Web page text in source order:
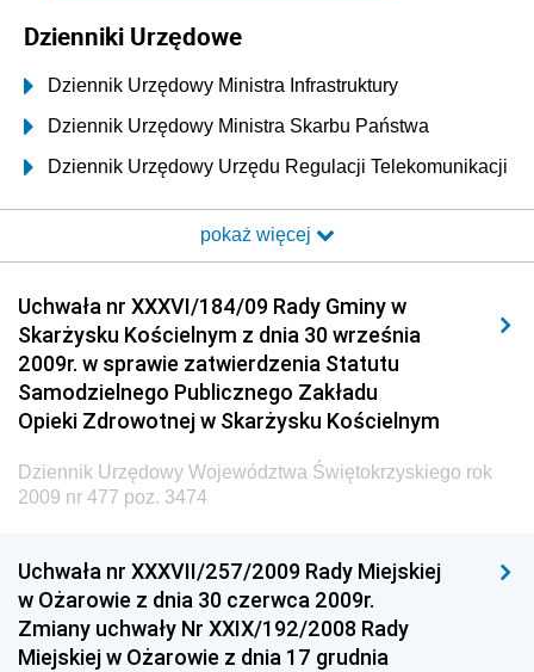
Dzienniki Urzędowe
Dziennik Urzędowy Ministra Infrastruktury
Dziennik Urzędowy Ministra Skarbu Państwa
Dziennik Urzędowy Urzędu Regulacji Telekomunikacji
Dziennik Urzędowy Ministra Transportu i Budownictwa
Elektronicznej
Dziennik Urzędowy Ministra Spraw Wewnętrznych i
Administracji
Dziennik Urzędowy Ministra Transportu
Dziennik Urzędowy Ministra Budownictwa
Dziennik Urzędowy Ministra Nauki i Szkolnictwa
Dziennik Urzędowy Głównego Urzędu Miar
Dziennik Urzędowy Ministra Rolnictwa i Rozwoju Wsi
Dziennik Urzędowy Ministra Edukacji Narodowej i
pokaż więcej
Uchwała nr XXXVI/184/09 Rady Gminy w
Skarżysku Kościelnym z dnia 30 września
2009r. w sprawie zatwierdzenia Statutu
Samodzielnego Publicznego Zakładu
Opieki Zdrowotnej w Skarżysku Kościelnym
Dziennik Urzędowy Województwa Świętokrzyskiego rok
2009 nr 477 poz. 3474
Uchwała nr XXXVII/257/2009 Rady Miejskiej
w Ożarowie z dnia 30 czerwca 2009r.
Zmiany uchwały Nr XXIX/192/2008 Rady
Miejskiej w Ożarowie z dnia 17 grudnia